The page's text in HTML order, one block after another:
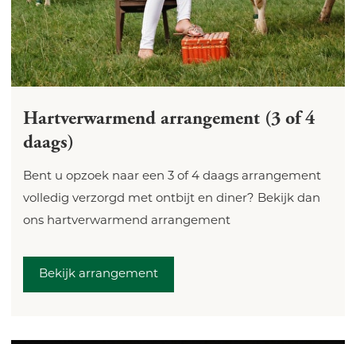
Hartverwarmend arrangement (3 of 4
daags)
Bent u opzoek naar een 3 of 4 daags arrangement
volledig verzorgd met ontbijt en diner? Bekijk dan
ons hartverwarmend arrangement
Bekijk arrangement